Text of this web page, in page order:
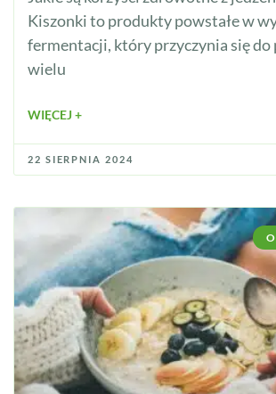
Kiszonki to produkty powstałe w
fermentacji, który przyczynia się do
wielu
WIĘCEJ +
22 SIERPNIA 2024